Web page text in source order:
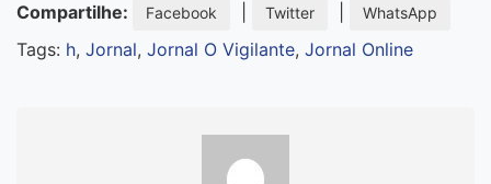
Compartilhe: Facebook Twitter WhatsApp
Tags: h, Jornal, Jornal O Vigilante, Jornal Online